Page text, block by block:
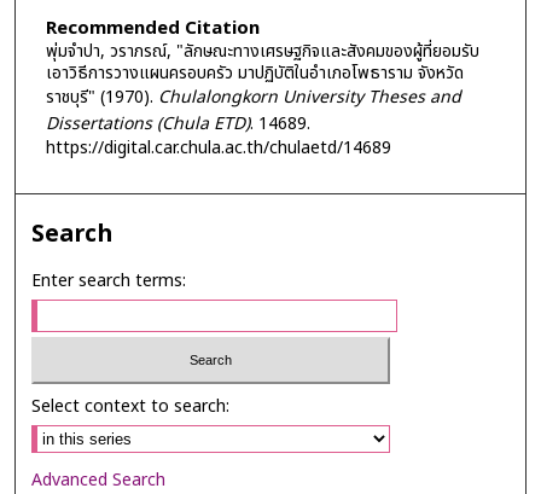
Recommended Citation
พุ่มจำปา, วราภรณ์, "ลักษณะทางเศรษฐกิจและสังคมของผู้ที่ยอมรับ
เอาวิธีการวางแผนครอบครัว มาปฏิบัติในอำเภอโพธาราม จังหวัด
ราชบุรี" (1970). Chulalongkorn University Theses and
Dissertations (Chula ETD). 14689.
https://digital.car.chula.ac.th/chulaetd/14689
Search
Enter search terms:
Select context to search:
Advanced Search